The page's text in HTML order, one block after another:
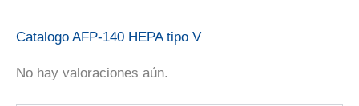
Catalogo AFP-140 HEPA tipo V
No hay valoraciones aún.